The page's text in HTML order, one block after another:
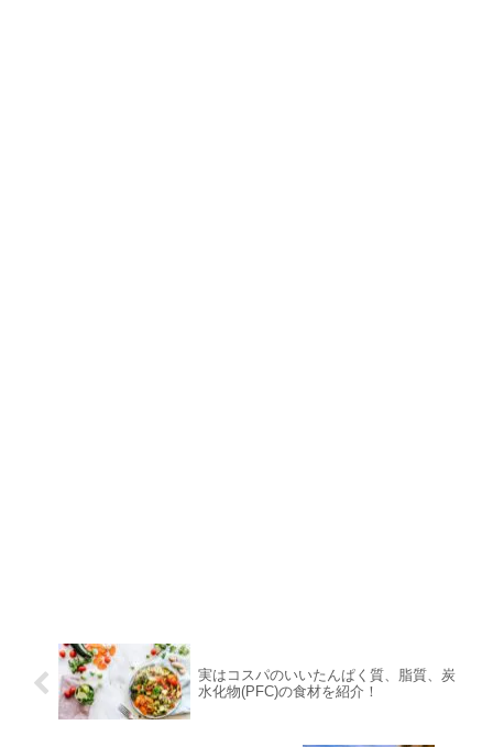
実はコスパのいいたんぱく質、脂質、炭
水化物(PFC)の食材を紹介！